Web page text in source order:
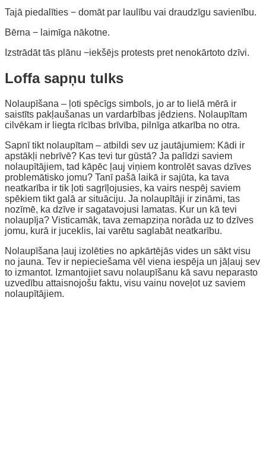
Tajā piedalīties − domāt par laulību vai draudzīgu savienību.
Bērna − laimīga nākotne.
Izstrādāt tās plānu −iekšējs protests pret nenokārtoto dzīvi.
Loffa sapņu tulks
Nolaupīšana – ļoti spēcīgs simbols, jo ar to lielā mērā ir
saistīts pakļaušanas un vardarbības jēdziens. Nolaupītam
cilvēkam ir liegta rīcības brīvība, pilnīga atkarība no otra.
Sapnī tikt nolaupītam – atbildi sev uz jautājumiem: Kādi ir
apstākļi nebrīvē? Kas tevi tur gūstā? Ja palīdzi saviem
nolaupītājiem, tad kāpēc ļauj viņiem kontrolēt savas dzīves
problemātisko jomu? Tanī pašā laikā ir sajūta, ka tava
neatkarība ir tik ļoti sagrīļojusies, ka vairs nespēj saviem
spēkiem tikt galā ar situāciju. Ja nolaupītāji ir zināmi, tas
nozīmē, ka dzīve ir sagatavojusi lamatas. Kur un kā tevi
nolaupīja? Visticamāk, tava zemapziņa norāda uz to dzīves
jomu, kurā ir juceklis, lai varētu saglabāt neatkarību.
Nolaupīšana ļauj izolēties no apkārtējās vides un sākt visu
no jauna. Tev ir nepieciešama vēl viena iespēja un jāļauj sev
to izmantot. Izmantojiet savu nolaupīšanu kā savu neparasto
uzvedību attaisnojošu faktu, visu vainu noveļot uz saviem
nolaupītājiem.